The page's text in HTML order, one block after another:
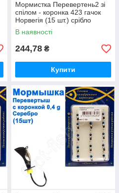
Мормистка Перевертень2 зі
спілом - коронка 423 гачок
Норвегія (15 шт.) срібло
В наявності
244,78 ₴
Купити